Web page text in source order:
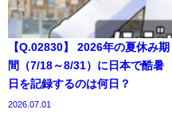
【Q.02830】 2026年の夏休み期
間（7/18～8/31）に日本で酷暑
日を記録するのは何日？
2026.07.01